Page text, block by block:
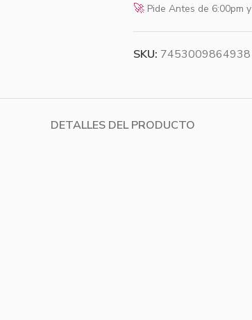
🚀Pide Antes de 6:00pm y
SKU: 7453009864938
DETALLES DEL PRODUCTO